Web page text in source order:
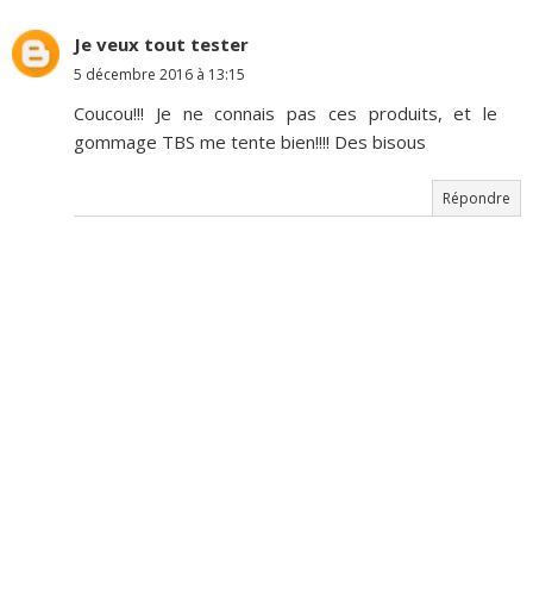
Je veux tout tester
5 décembre 2016 à 13:15
Coucou!!! Je ne connais pas ces produits, et le
gommage TBS me tente bien!!!! Des bisous
Répondre